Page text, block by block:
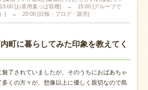
[お茶用葉っぱ収穫] → 15:00 [グループで
）] → 20:00 [日報・ブログ・販売]
町に暮らしてみた印象を教えてく
了されていましたが、そのうちにおばあちゃ
くの方々が、想像以上に優しく親切なので島